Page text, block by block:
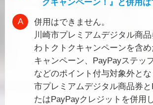
クキャンペーン！』と併用は
併用はできません。
川崎市プレミアムデジタル商
わトクトクキャンペーンを含
キャンペーン、PayPayステッ
などのポイント付与対象外と
市プレミアムデジタル商品券と
たはPayPayクレジットを併用